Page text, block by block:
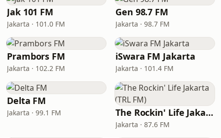
Jak 101 FM
Jakarta · 101.0 FM
Gen 98.7 FM
Jakarta · 98.7 FM
Prambors FM
Jakarta · 102.2 FM
iSwara FM Jakarta
Jakarta · 101.4 FM
Delta FM
Jakarta · 99.1 FM The Rockin' Life Jakarta (TRL FM)
Jakarta · 87.6 FM